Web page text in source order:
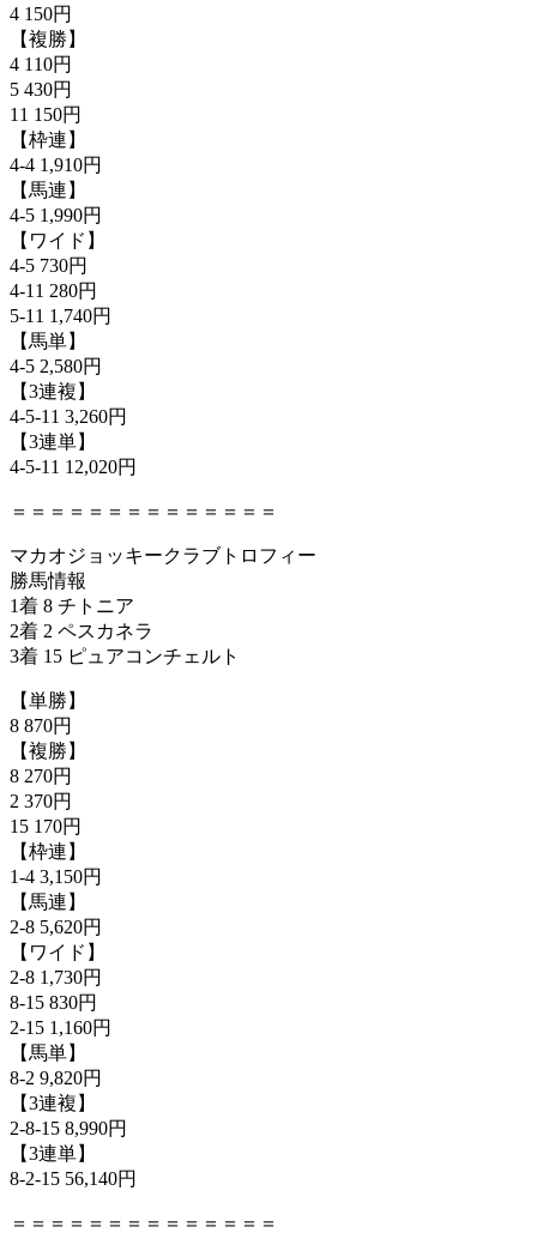
4 150円
【複勝】
4 110円
5 430円
11 150円
【枠連】
4-4 1,910円
【馬連】
4-5 1,990円
【ワイド】
4-5 730円
4-11 280円
5-11 1,740円
【馬単】
4-5 2,580円
【3連複】
4-5-11 3,260円
【3連単】
4-5-11 12,020円
＝＝＝＝＝＝＝＝＝＝＝＝＝＝
マカオジョッキークラブトロフィー
勝馬情報
1着 8 チトニア
2着 2 ペスカネラ
3着 15 ピュアコンチェルト
【単勝】
8 870円
【複勝】
8 270円
2 370円
15 170円
【枠連】
1-4 3,150円
【馬連】
2-8 5,620円
【ワイド】
2-8 1,730円
8-15 830円
2-15 1,160円
【馬単】
8-2 9,820円
【3連複】
2-8-15 8,990円
【3連単】
8-2-15 56,140円
＝＝＝＝＝＝＝＝＝＝＝＝＝＝